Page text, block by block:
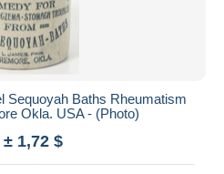
Sequoyah Baths Rheumatism
Okla. USA - (Photo)
± 1,72 $